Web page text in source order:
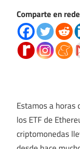
Comparte en
Estamos a horas
los ETF de
criptomonedas